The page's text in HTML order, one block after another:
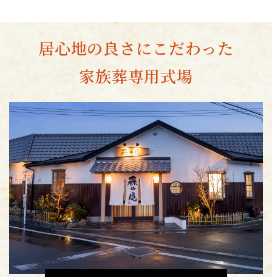
居心地の良さにこだわった
家族葬専用式場